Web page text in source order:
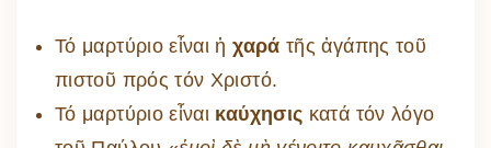
Τό μαρτύριο εἶναι ἡχαράτῆς ἀγάπης τοῦ
πιστοῦ πρός τόν Χριστό.
Τό μαρτύριο εἶναι καύχησις κατά τόν λόγο